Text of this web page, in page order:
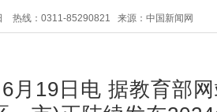
热线：0311-85290821 来源：中国新闻网
19日电 据教育部网